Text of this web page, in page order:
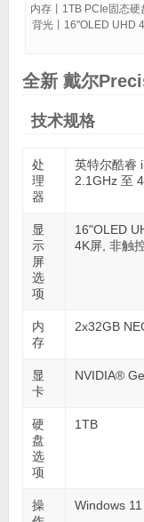
内存丨1TB PCIe固态硬
背光丨16"OLED UHD
全新 戴尔
技术规格
处
理
器
英特尔酷睿
2.1GHz 至
显
示
屏
选
项
16"OLED
4K屏, 非触
内
存
2x32GB
显
卡
NVIDIA®
硬
盘
选
项
1TB
操
Windows